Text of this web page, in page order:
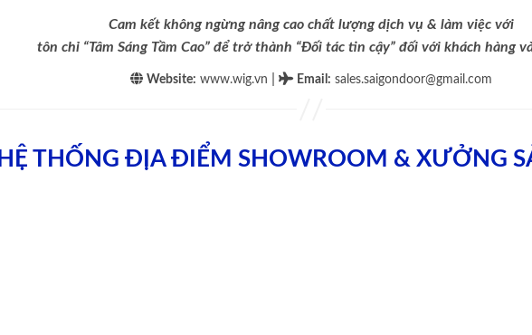
Cam kết không ngừng nâng cao chất lượng dịch vụ & làm việc với
tôn chỉ “Tâm Sáng Tầm Cao” để trở thành “Đối tác tin cậy” đối với khách hàng
Website: www.wig.vn Email : sales.saigondoor@gmail.com
HỆ THỐNG ĐỊA ĐIỂM SHOWROOM & XƯỞNG